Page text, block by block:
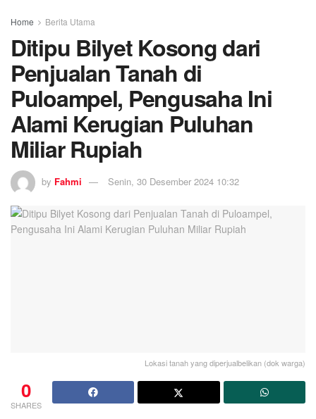
Home Berita Utama
Ditipu Bilyet Kosong dari
Penjualan Tanah di
Puloampel, Pengusaha Ini
Alami Kerugian Puluhan
Miliar Rupiah
by Fahmi Senin, 30 Desember 2024 10:32
Lokasi tanah yang diperjualbelikan (dok warga)
0
SHARES